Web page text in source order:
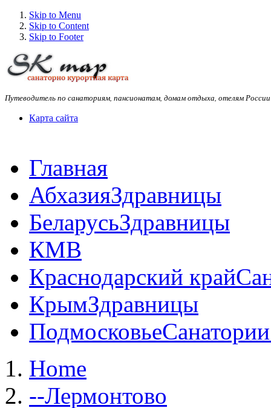
Skip to Menu
Skip to Content
Skip to Footer
Путеводитель по санаториям, пансионатам, домам отдыха, отелям
Карта сайта
Главная
АбхазияЗдравницы
БеларусьЗдравницы
КМВ
Краснодарский край
КрымЗдравницы
Подмосковье
Home
--Лермонтово